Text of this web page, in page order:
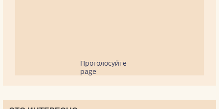
Проголосуйте
page